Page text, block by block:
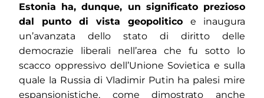
Estonia ha, dunque, un significato prezioso
dal punto di vista geopolitico e inaugura
un’avanzata dello stato di diritto delle
democrazie liberali nell’area che fu sotto lo
scacco oppressivo dell’Unione Sovietica e sulla
quale la Russia di Vladimir Putin ha palesi mire
espansionistiche, come dimostrato anche